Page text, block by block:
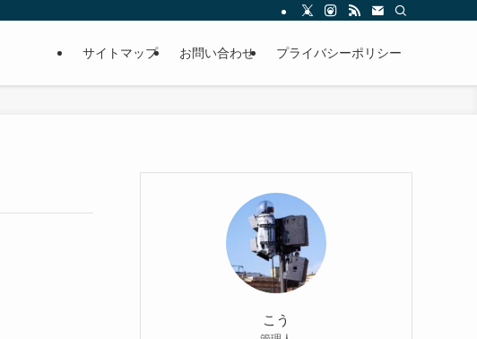
サイトマップ お問い合わせ プライバシーポリシー
こう